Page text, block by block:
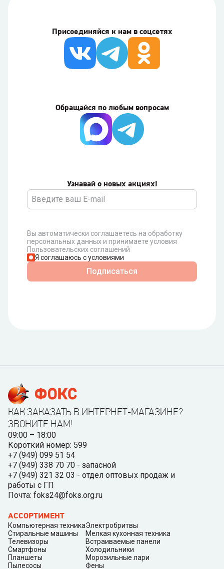
Присоединяйся к нам в соцсетях
Узнавай о новых акциях!
Вы автоматически соглашаетесь на обработку
персональных данных и принимаете условия
Пользовательских соглашений
Я соглашаюсь с условиями
Подписаться
Обращайся по любым вопросам
КАК ЗАКАЗАТЬ В ИНТЕРНЕТ-МАГАЗИНЕ?
ЗВОНИТЕ НАМ!
09:00 – 18:00
Короткий номер: 599
+7 (949) 099 51 54
+7 (949) 338 70 70 - запасной
+7 (949) 321 32 03 - отдел оптовых продаж и
работы с ГП
Почта: foks24@foks.org.ru
АССОРТИМЕНТ
Компьютерная техника
Стиральные машины
Телевизоры
Смартфоны
Планшеты
Пылесосы
Электробритвы
Мелкая кухонная техника
Встраиваемые панели
Холодильники
Морозильные лари
Фены